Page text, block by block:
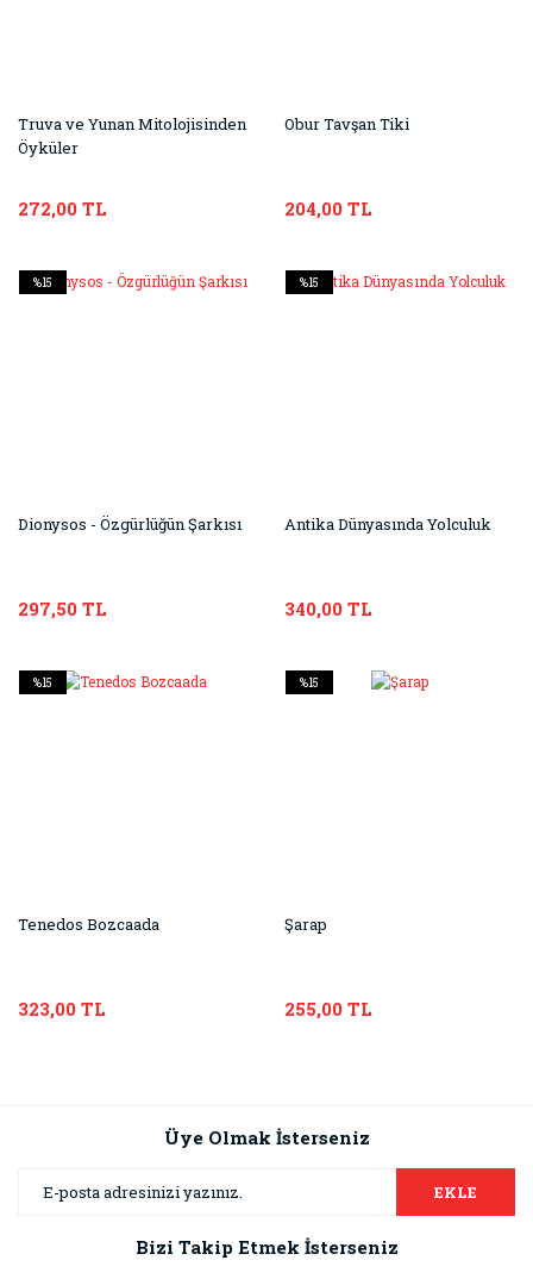
Truva ve Yunan Mitolojisinden
Öyküler
272,00 TL
Obur Tavşan Tiki
204,00 TL
%15
Dionysos - Özgürlüğün Şarkısı
297,50 TL
%15
Antika Dünyasında Yolculuk
340,00 TL
%15
Tenedos Bozcaada
323,00 TL
%15
Şarap
255,00 TL
Üye Olmak İsterseniz
EKLE
Bizi Takip Etmek İsterseniz